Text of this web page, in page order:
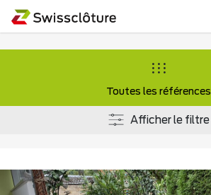
Toutes les références
Afficher le filtre